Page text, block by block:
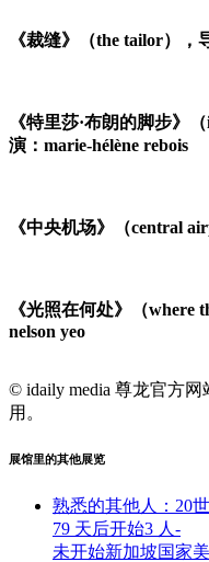
《裁缝》（the tailor）
《特里莎·布朗的脚步》
演：marie-hélène rebois
《中央机场》（central
《光照在何处》（where
nelson yeo
© idaily media 尊龙官方
用。
展馆里的其他展览
熟悉的其他人：20
79 天后开始3 人 -
未开始新加坡国家